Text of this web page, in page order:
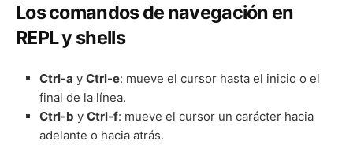
Los comandos de navegación en
REPL y shells
Ctrl-a y Ctrl-e: mueve el cursor hasta el inicio o el
final de la línea.
Ctrl-b y Ctrl-f: mueve el cursor un carácter hacia
adelante o hacia atrás.